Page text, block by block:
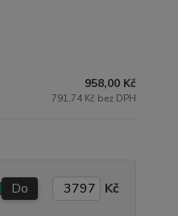
958,00 Kč
791,74 Kč bez DPH
Do Kč